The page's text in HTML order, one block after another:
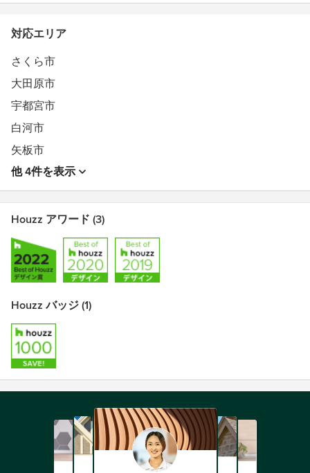
対応エリア
さくら市
大田原市
宇都宮市
白河市
矢板市
他 4件を表示
Houzz アワード (3)
Houzz バッジ (1)